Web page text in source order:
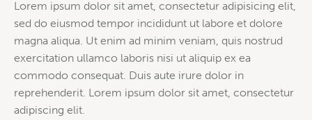
Lorem ipsum dolor sit amet, consectetur adipisicing elit,
sed do eiusmod tempor incididunt ut labore et dolore
magna aliqua. Ut enim ad minim veniam, quis nostrud
exercitation ullamco laboris nisi ut aliquip ex ea
commodo consequat. Duis aute irure dolor in
reprehenderit. Lorem ipsum dolor sit amet, consectetur
adipiscing elit.